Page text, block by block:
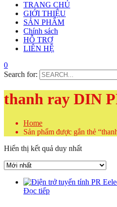
TRANG CHỦ
GIỚI THIỆU
SẢN PHẨM
Chính sách
HỖ TRỢ
LIÊN HỆ
0
Search for:
thanh ray DIN
Home
Sản phẩm được gắn thẻ
Hiển thị kết quả duy nhất
Đọc tiếp